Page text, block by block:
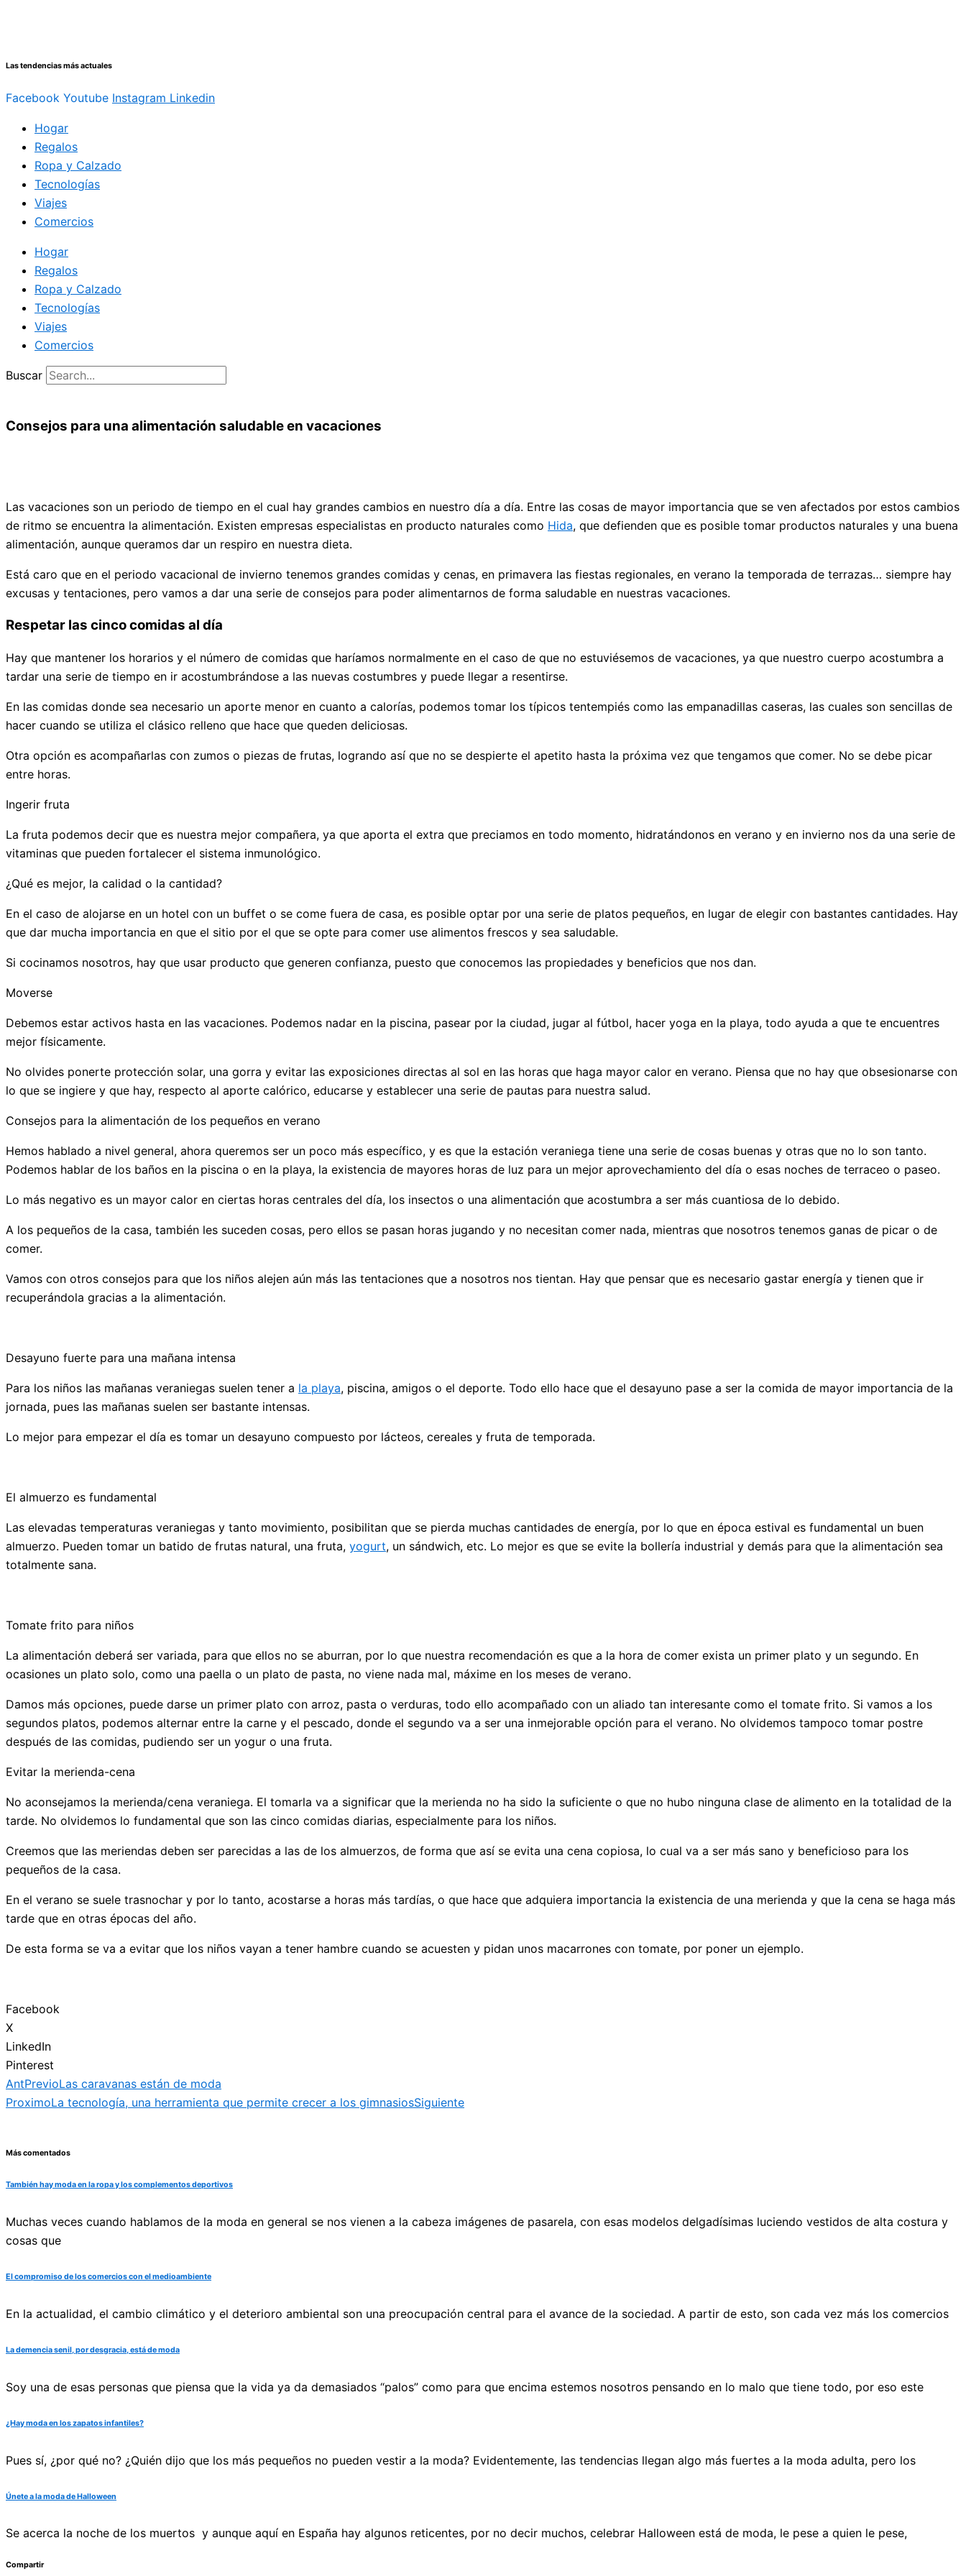
Las tendencias más actuales
Facebook Youtube Instagram Linkedin
Hogar
Regalos
Ropa y Calzado
Tecnologías
Viajes
Comercios
Hogar
Regalos
Ropa y Calzado
Tecnologías
Viajes
Comercios
Buscar
Consejos para una alimentación saludable en vacaciones
Las vacaciones son un periodo de tiempo en el cual hay grandes cambios en nuestro día a día. Entre las cosas de mayor importancia que se ven afectados por estos cambios
de ritmo se encuentra la alimentación. Existen empresas especialistas en producto naturales como Hida, que defienden que es posible tomar productos naturales y una buena
alimentación, aunque queramos dar un respiro en nuestra dieta.
Está caro que en el periodo vacacional de invierno tenemos grandes comidas y cenas, en primavera las fiestas regionales, en verano la temporada de terrazas… siempre hay
excusas y tentaciones, pero vamos a dar una serie de consejos para poder alimentarnos de forma saludable en nuestras vacaciones.
Respetar las cinco comidas al día
Hay que mantener los horarios y el número de comidas que haríamos normalmente en el caso de que no estuviésemos de vacaciones, ya que nuestro cuerpo acostumbra a
tardar una serie de tiempo en ir acostumbrándose a las nuevas costumbres y puede llegar a resentirse.
En las comidas donde sea necesario un aporte menor en cuanto a calorías, podemos tomar los típicos tentempiés como las empanadillas caseras, las cuales son sencillas de
hacer cuando se utiliza el clásico relleno que hace que queden deliciosas.
Otra opción es acompañarlas con zumos o piezas de frutas, logrando así que no se despierte el apetito hasta la próxima vez que tengamos que comer. No se debe picar
entre horas.
Ingerir fruta
La fruta podemos decir que es nuestra mejor compañera, ya que aporta el extra que preciamos en todo momento, hidratándonos en verano y en invierno nos da una serie de
vitaminas que pueden fortalecer el sistema inmunológico.
¿Qué es mejor, la calidad o la cantidad?
En el caso de alojarse en un hotel con un buffet o se come fuera de casa, es posible optar por una serie de platos pequeños, en lugar de elegir con bastantes cantidades. Hay
que dar mucha importancia en que el sitio por el que se opte para comer use alimentos frescos y sea saludable.
Si cocinamos nosotros, hay que usar producto que generen confianza, puesto que conocemos las propiedades y beneficios que nos dan.
Moverse
Debemos estar activos hasta en las vacaciones. Podemos nadar en la piscina, pasear por la ciudad, jugar al fútbol, hacer yoga en la playa, todo ayuda a que te encuentres
mejor físicamente.
No olvides ponerte protección solar, una gorra y evitar las exposiciones directas al sol en las horas que haga mayor calor en verano. Piensa que no hay que obsesionarse con
lo que se ingiere y que hay, respecto al aporte calórico, educarse y establecer una serie de pautas para nuestra salud.
Consejos para la alimentación de los pequeños en verano
Hemos hablado a nivel general, ahora queremos ser un poco más específico, y es que la estación veraniega tiene una serie de cosas buenas y otras que no lo son tanto.
Podemos hablar de los baños en la piscina o en la playa, la existencia de mayores horas de luz para un mejor aprovechamiento del día o esas noches de terraceo o paseo.
Lo más negativo es un mayor calor en ciertas horas centrales del día, los insectos o una alimentación que acostumbra a ser más cuantiosa de lo debido.
A los pequeños de la casa, también les suceden cosas, pero ellos se pasan horas jugando y no necesitan comer nada, mientras que nosotros tenemos ganas de picar o de
comer.
Vamos con otros consejos para que los niños alejen aún más las tentaciones que a nosotros nos tientan. Hay que pensar que es necesario gastar energía y tienen que ir
recuperándola gracias a la alimentación.
Desayuno fuerte para una mañana intensa
Para los niños las mañanas veraniegas suelen tener a la playa, piscina, amigos o el deporte. Todo ello hace que el desayuno pase a ser la comida de mayor importancia de la
jornada, pues las mañanas suelen ser bastante intensas.
Lo mejor para empezar el día es tomar un desayuno compuesto por lácteos, cereales y fruta de temporada.
El almuerzo es fundamental
Las elevadas temperaturas veraniegas y tanto movimiento, posibilitan que se pierda muchas cantidades de energía, por lo que en época estival es fundamental un buen
almuerzo. Pueden tomar un batido de frutas natural, una fruta, yogurt, un sándwich, etc. Lo mejor es que se evite la bollería industrial y demás para que la alimentación sea
totalmente sana.
Tomate frito para niños
La alimentación deberá ser variada, para que ellos no se aburran, por lo que nuestra recomendación es que a la hora de comer exista un primer plato y un segundo. En
ocasiones un plato solo, como una paella o un plato de pasta, no viene nada mal, máxime en los meses de verano.
Damos más opciones, puede darse un primer plato con arroz, pasta o verduras, todo ello acompañado con un aliado tan interesante como el tomate frito. Si vamos a los
segundos platos, podemos alternar entre la carne y el pescado, donde el segundo va a ser una inmejorable opción para el verano. No olvidemos tampoco tomar postre
después de las comidas, pudiendo ser un yogur o una fruta.
Evitar la merienda-cena
No aconsejamos la merienda/cena veraniega. El tomarla va a significar que la merienda no ha sido la suficiente o que no hubo ninguna clase de alimento en la totalidad de la
tarde. No olvidemos lo fundamental que son las cinco comidas diarias, especialmente para los niños.
Creemos que las meriendas deben ser parecidas a las de los almuerzos, de forma que así se evita una cena copiosa, lo cual va a ser más sano y beneficioso para los
pequeños de la casa.
En el verano se suele trasnochar y por lo tanto, acostarse a horas más tardías, o que hace que adquiera importancia la existencia de una merienda y que la cena se haga más
tarde que en otras épocas del año.
De esta forma se va a evitar que los niños vayan a tener hambre cuando se acuesten y pidan unos macarrones con tomate, por poner un ejemplo.
Facebook
X
LinkedIn
Pinterest
AntPrevioLas caravanas están de moda
ProximoLa tecnología, una herramienta que permite crecer a los gimnasiosSiguiente
Más comentados
También hay moda en la ropa y los complementos deportivos
Muchas veces cuando hablamos de la moda en general se nos vienen a la cabeza imágenes de pasarela, con esas modelos delgadísimas luciendo vestidos de alta costura y
cosas que
El compromiso de los comercios con el medioambiente
En la actualidad, el cambio climático y el deterioro ambiental son una preocupación central para el avance de la sociedad. A partir de esto, son cada vez más los comercios
La demencia senil, por desgracia, está de moda
Soy una de esas personas que piensa que la vida ya da demasiados “palos” como para que encima estemos nosotros pensando en lo malo que tiene todo, por eso este
¿Hay moda en los zapatos infantiles?
Pues sí, ¿por qué no? ¿Quién dijo que los más pequeños no pueden vestir a la moda? Evidentemente, las tendencias llegan algo más fuertes a la moda adulta, pero los
Únete a la moda de Halloween
Se acerca la noche de los muertos y aunque aquí en España hay algunos reticentes, por no decir muchos, celebrar Halloween está de moda, le pese a quien le pese,
Compartir